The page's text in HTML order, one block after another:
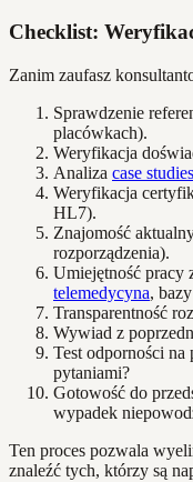
Checklist:
Zanim zaufasz
Sprawdzenie
placówkach).
Weryfikacja
Analiza case studies
Weryfikacja
HL7).
Znajomość
rozporządzenia).
Umiejętność pracy
telemedycyna,
Transparentność
Wywiad z
Test odporności na
pytaniami?
Gotowość do
wypadek
Ten proces pozwala
znaleźć tych, którzy są